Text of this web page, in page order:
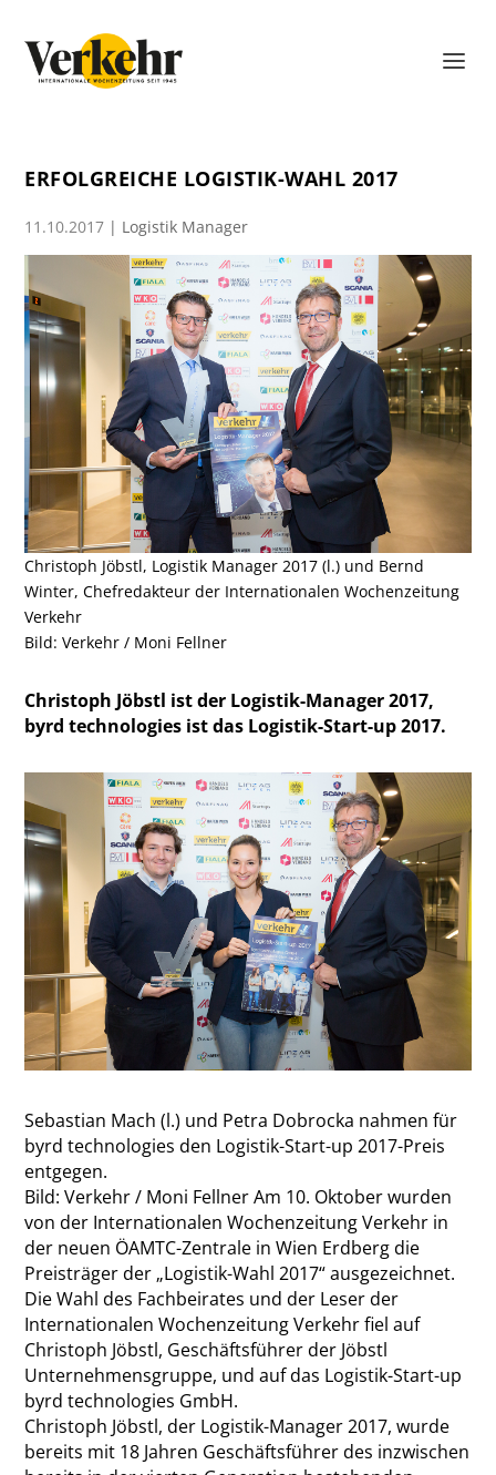
ERFOLGREICHE LOGISTIK-WAHL 2017
11.10.2017 | Logistik Manager
Christoph Jöbstl, Logistik Manager 2017 (l.) und Bernd
Winter, Chefredakteur der Internationalen Wochenzeitung
Verkehr
Bild: Verkehr / Moni Fellner
Christoph Jöbstl ist der Logistik-Manager 2017,
byrd technologies ist das Logistik-Start-up 2017.
Sebastian Mach (l.) und Petra Dobrocka nahmen für
byrd technologies den Logistik-Start-up 2017-Preis
entgegen.
Bild: Verkehr / Moni FellnerAm 10. Oktober wurden
von der Internationalen Wochenzeitung Verkehr in
der neuen ÖAMTC-Zentrale in Wien Erdberg die
Preisträger der „Logistik-Wahl 2017“ ausgezeichnet.
Die Wahl des Fachbeirates und der Leser der
Internationalen Wochenzeitung Verkehr fiel auf
Christoph Jöbstl, Geschäftsführer der Jöbstl
Unternehmensgruppe, und auf das Logistik-Start-up
byrd technologies GmbH.
Christoph Jöbstl, der Logistik-Manager 2017, wurde
bereits mit 18 Jahren Geschäftsführer des inzwischen